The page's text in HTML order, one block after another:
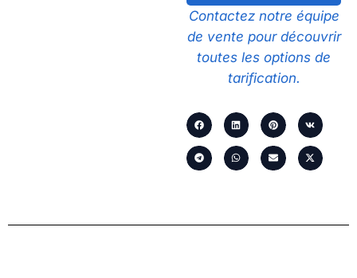
Contactez notre équipe
de vente pour découvrir
toutes les options de
tarification.